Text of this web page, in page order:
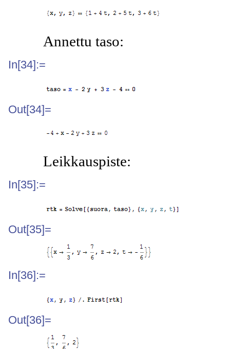
Annettu taso:
In[34]:=
Out[34]=
Leikkauspiste:
In[35]:=
Out[35]=
In[36]:=
Out[36]=